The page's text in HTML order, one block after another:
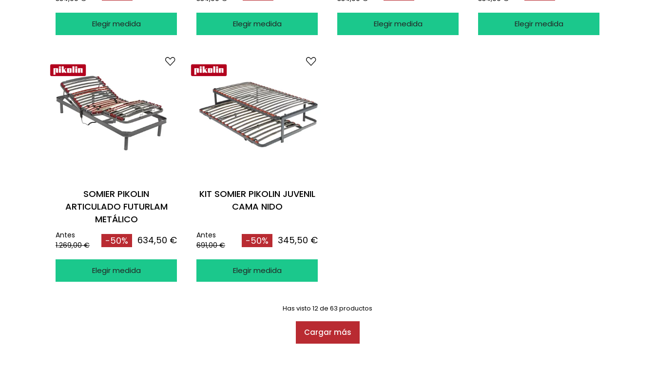
Elegir medida Elegir medida Elegir medida Elegir medida
SOMIER PIKOLIN
ARTICULADO FUTURLAM
METÁLICO
Antes
1.269,00 €
-50% 634,50 €
Elegir medida
KIT SOMIER PIKOLIN JUVENIL
CAMA NIDO
Antes
691,00 €
-50% 345,50 €
Elegir medida
Has visto 12 de 63 productos
Cargar más